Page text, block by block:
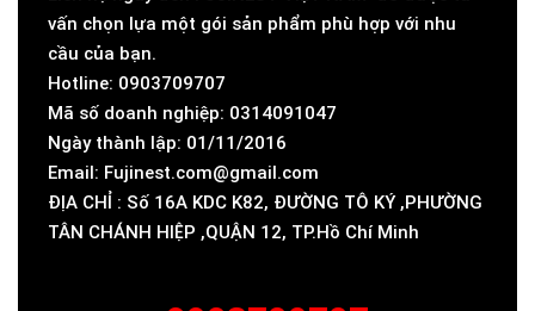
vấn chọn lựa một gói sản phẩm phù hợp với nhu
cầu của bạn.
Hotline: 0903709707
Mã số doanh nghiệp: 0314091047
Ngày thành lập: 01/11/2016
Email: Fujinest.com@gmail.com
ĐỊA CHỈ : Số 16A KDC K82, ĐƯỜNG TÔ KÝ ,PHƯỜNG
TÂN CHÁNH HIỆP ,QUẬN 12, TP.Hồ Chí Minh